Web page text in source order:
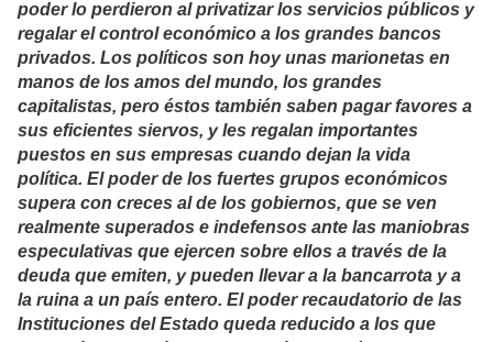
poder lo perdieron al privatizar los servicios públicos y
regalar el control económico a los grandes bancos
privados. Los políticos son hoy unas marionetas en
manos de los amos del mundo, los grandes
capitalistas, pero éstos también saben pagar favores a
sus eficientes siervos, y les regalan importantes
puestos en sus empresas cuando dejan la vida
política. El poder de los fuertes grupos económicos
supera con creces al de los gobiernos, que se ven
realmente superados e indefensos ante las maniobras
especulativas que ejercen sobre ellos a través de la
deuda que emiten, y pueden llevar a la bancarrota y a
la ruina a un país entero. El poder recaudatorio de las
Instituciones del Estado queda reducido a los que